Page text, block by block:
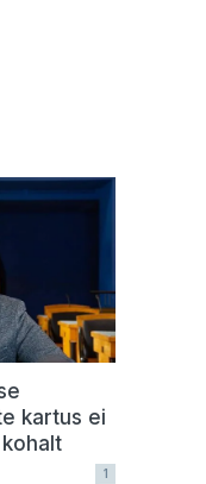
kartus ei
1